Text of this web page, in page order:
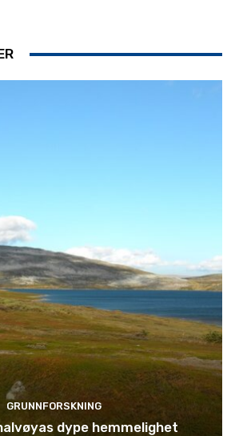
GRUNNFORSKNING
dype hemmelighet